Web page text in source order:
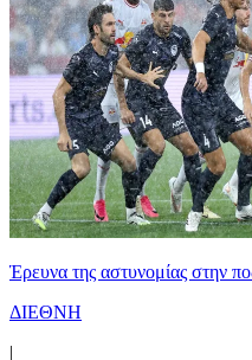
Έρευνα της αστυνομίας στην
ΔΙΕΘΝΗ
|